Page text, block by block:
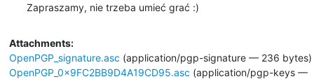
Zapraszamy, nie trzeba umieć grać :)
Attachments:
OpenPGP_signature.asc (application/pgp-signature — 236 bytes)
OpenPGP_0x9FC2BB9D4A19CD95.asc (application/pgp-keys —